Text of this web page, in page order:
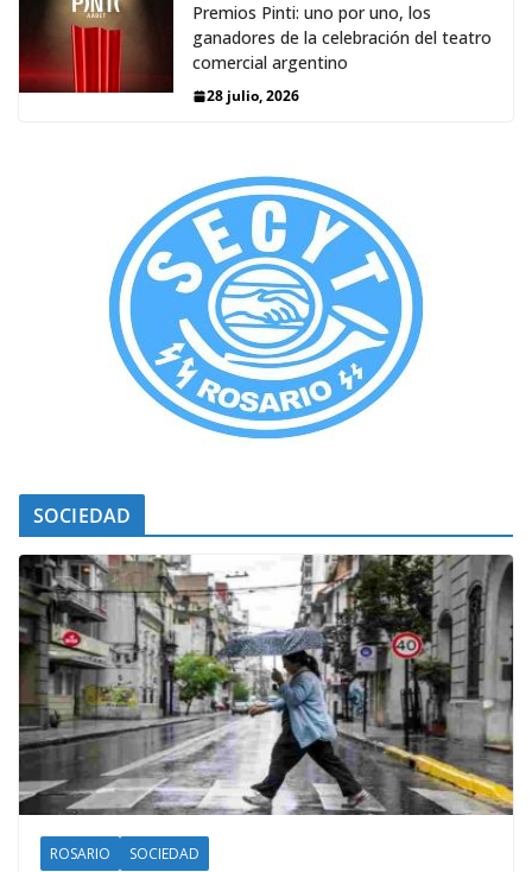
Premios Pinti: uno por uno, los
ganadores de la celebración del teatro
comercial argentino
28 julio, 2026
SOCIEDAD
ROSARIO SOCIEDAD